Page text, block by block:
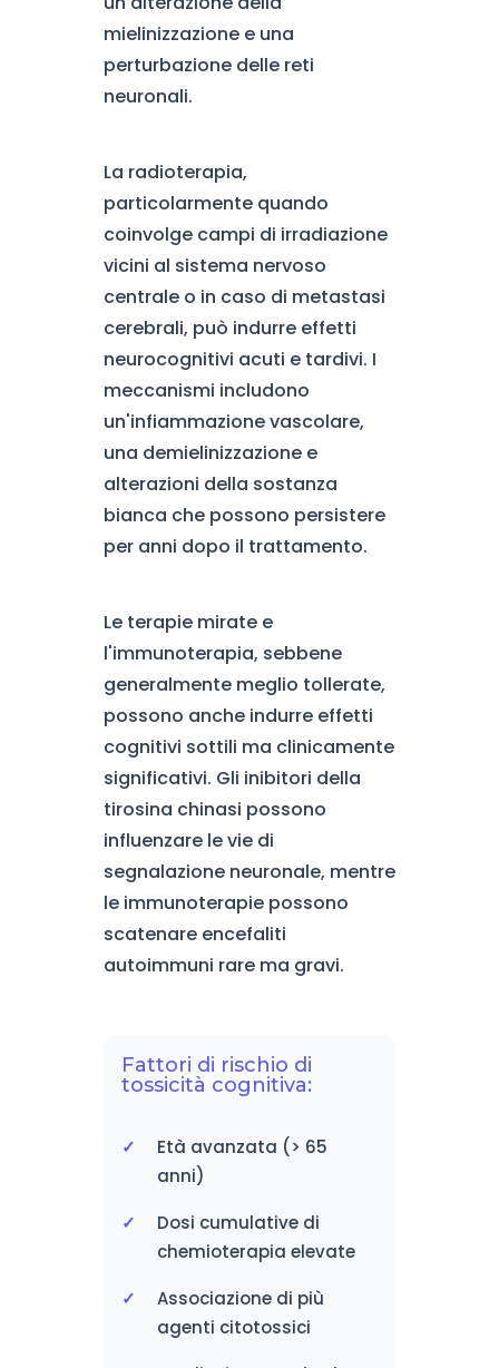
mielinizzazione e una
perturbazione delle reti
neuronali.
La radioterapia,
particolarmente quando
coinvolge campi di irradiazione
vicini al sistema nervoso
centrale o in caso di metastasi
cerebrali, può indurre effetti
neurocognitivi acuti e tardivi. I
meccanismi includono
un'infiammazione vascolare,
una demielinizzazione e
alterazioni della sostanza
bianca che possono persistere
per anni dopo il trattamento.
Le terapie mirate e
l'immunoterapia, sebbene
generalmente meglio tollerate,
possono anche indurre effetti
cognitivi sottili ma clinicamente
significativi. Gli inibitori della
tirosina chinasi possono
influenzare le vie di
segnalazione neuronale, mentre
le immunoterapie possono
scatenare encefaliti
autoimmuni rare ma gravi.
Fattori di rischio di
tossicità cognitiva:
Età avanzata (> 65
anni)
Dosi cumulative di
chemioterapia elevate
Associazione di più
agenti citotossici